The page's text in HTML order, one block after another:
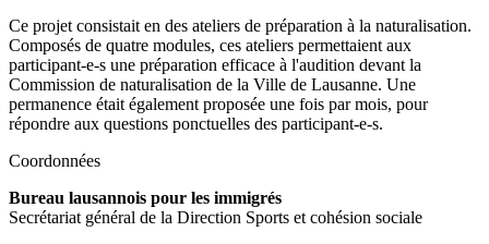
Ce projet consistait en des ateliers de préparation à la naturalisation.
Composés de quatre modules, ces ateliers permettaient aux
participant-e-s une préparation efficace à l'audition devant la
Commission de naturalisation de la Ville de Lausanne. Une
permanence était également proposée une fois par mois, pour
répondre aux questions ponctuelles des participant-e-s.
Coordonnées
Bureau lausannois pour les immigrés
Secrétariat général de la Direction Sports et cohésion sociale